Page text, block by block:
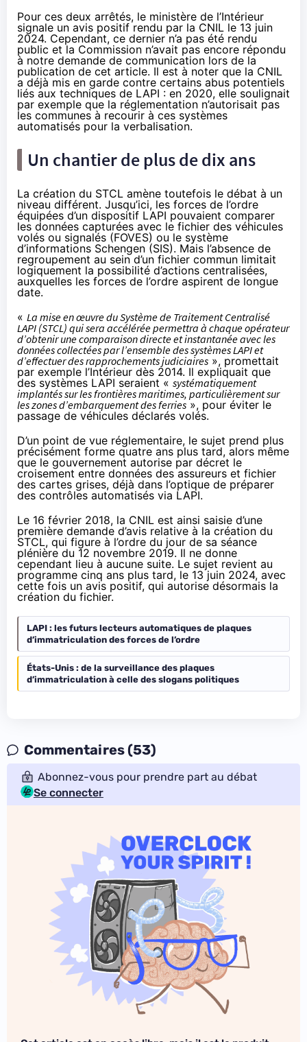
Pour ces deux arrêtés, le ministère de l’Intérieur
signale un avis positif rendu par la CNIL le 13 juin
2024. Cependant, ce dernier n’a pas été rendu
public et la Commission n’avait pas encore répondu
à notre demande de communication lors de la
publication de cet article. Il est à noter que la CNIL
a déjà mis en garde contre certains abus potentiels
liés aux techniques de LAPI : en 2020, elle soulignait
par exemple que la réglementation n’autorisait pas
les communes à recourir à ces systèmes
automatisés pour la verbalisation.
Un chantier de plus de dix ans
La création du STCL amène toutefois le débat à un
niveau différent. Jusqu’ici, les forces de l’ordre
équipées d’un dispositif LAPI pouvaient comparer
les données capturées avec le fichier des véhicules
volés ou signalés (FOVES) ou le système
d’informations Schengen (SIS). Mais l’absence de
regroupement au sein d’un fichier commun limitait
logiquement la possibilité d’actions centralisées,
auxquelles les forces de l’ordre aspirent de longue
date.
« La mise en œuvre du Système de Traitement Centralisé
LAPI (STCL) qui sera accélérée permettra à chaque opérateur
d’obtenir une comparaison directe et instantanée avec les
données collectées par l’ensemble des systèmes LAPI et
d’effectuer des rapprochements judiciaires », promettait
par exemple l’Intérieur dès 2014. Il expliquait que
des systèmes LAPI seraient « systématiquement
implantés sur les frontières maritimes, particulièrement sur
les zones d’embarquement des ferries », pour éviter le
passage de véhicules déclarés volés.
D’un point de vue réglementaire, le sujet prend plus
précisément forme quatre ans plus tard, alors même
que le gouvernement autorise par décret le
croisement entre données des assureurs et fichier
des cartes grises, déjà dans l’optique de préparer
des contrôles automatisés via LAPI.
Le 16 février 2018, la CNIL est ainsi saisie d’une
première demande d’avis relative à la création du
STCL, qui figure à l’ordre du jour de sa séance
plénière du 12 novembre 2019. Il ne donne
cependant lieu à aucune suite. Le sujet revient au
programme cinq ans plus tard, le 13 juin 2024, avec
cette fois un avis positif, qui autorise désormais la
création du fichier.
LAPI : les futurs lecteurs automatiques de plaques
d’immatriculation des forces de l’ordre
États-Unis : de la surveillance des plaques
d’immatriculation à celle des slogans politiques
Commentaires (53)
Abonnez-vous pour prendre part au débat
Se connecter